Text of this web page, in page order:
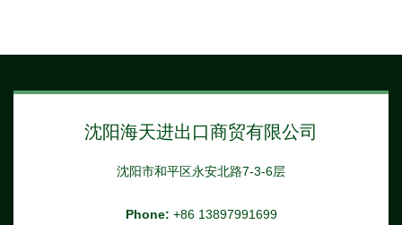
沈阳海天进出口商贸有限公司
沈阳市和平区永安北路7-3-6层
Phone: +86 13897991699